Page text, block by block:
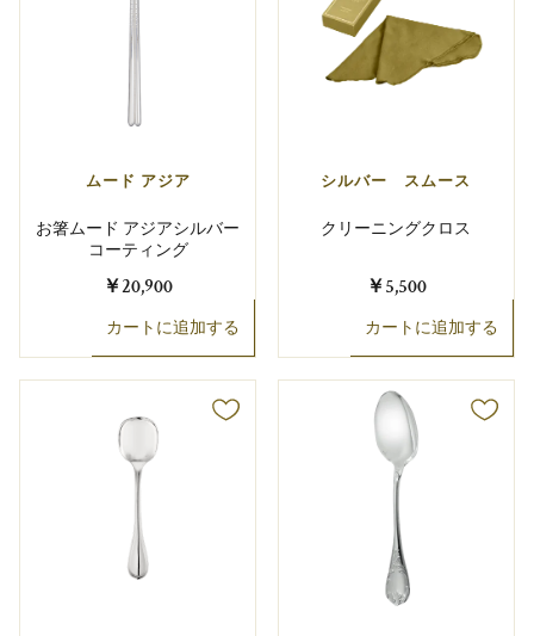
ムード アジア
お箸ムード アジアシルバー
コーティング
￥20,900
カートに追加する
シルバー スムース
クリーニングクロス
￥5,500
カートに追加する